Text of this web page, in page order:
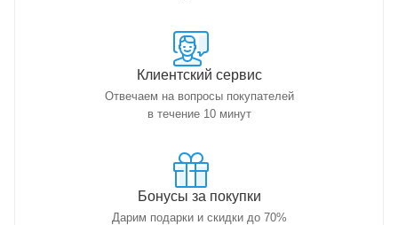
Клиентский сервис
Отвечаем на вопросы покупателей
в течение 10 минут
Бонусы за покупки
Дарим подарки и скидки до 70%